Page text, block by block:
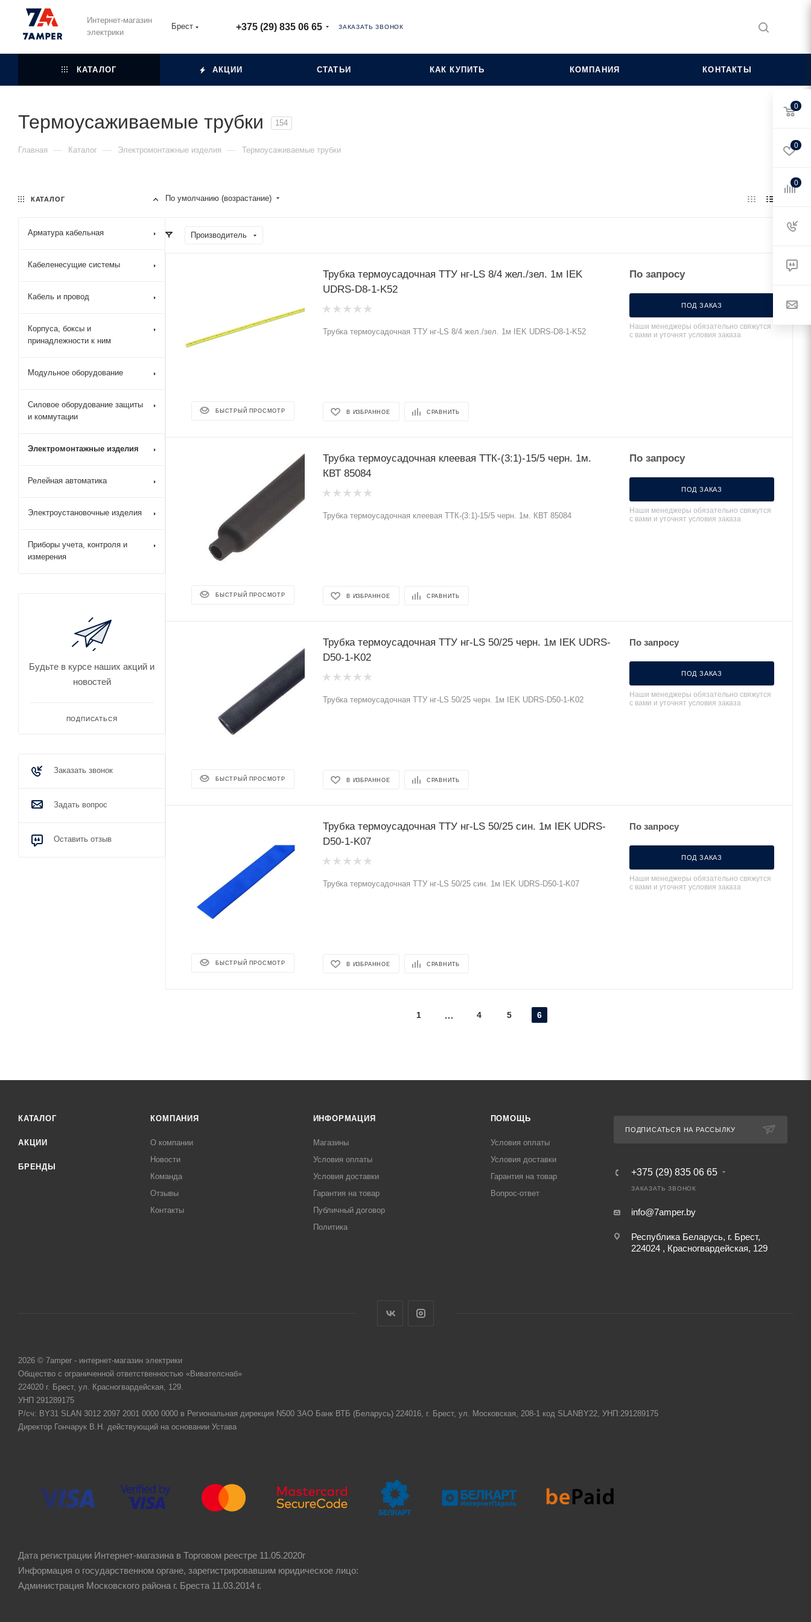
Интернет-магазин
электрики
Брест +375 (29) 835 06 65 ЗАКАЗАТЬ ЗВОНОК
КАТАЛОГ АКЦИИ СТАТЬИ КАК КУПИТЬ КОМПАНИЯ КОНТАКТЫ
Термоусаживаемые трубки 154
Главная — Каталог — Электромонтажные изделия — Термоусаживаемые трубки
По умолчанию (возрастание)
Производитель
БЫСТРЫЙ ПРОСМОТР
Трубка термоусадочная ТТУ нг-LS 8/4 жел./зел. 1м IEK
UDRS-D8-1-K52
Трубка термоусадочная ТТУ нг-LS 8/4 жел./зел. 1м IEK UDRS-D8-1-K52
В ИЗБРАННОЕ СРАВНИТЬ
По запросу
ПОД ЗАКАЗ
Наши менеджеры обязательно свяжутся
с вами и уточнят условия заказа
БЫСТРЫЙ ПРОСМОТР
Трубка термоусадочная клеевая ТТК-(3:1)-15/5 черн. 1м.
КВТ 85084
Трубка термоусадочная клеевая ТТК-(3:1)-15/5 черн. 1м. КВТ 85084
В ИЗБРАННОЕ СРАВНИТЬ
По запросу
ПОД ЗАКАЗ
Наши менеджеры обязательно свяжутся
с вами и уточнят условия заказа
БЫСТРЫЙ ПРОСМОТР
Трубка термоусадочная ТТУ нг-LS 50/25 черн. 1м IEK UDRS-
D50-1-K02
Трубка термоусадочная ТТУ нг-LS 50/25 черн. 1м IEK UDRS-D50-1-K02
В ИЗБРАННОЕ СРАВНИТЬ
По запросу
ПОД ЗАКАЗ
Наши менеджеры обязательно свяжутся
с вами и уточнят условия заказа
БЫСТРЫЙ ПРОСМОТР
Трубка термоусадочная ТТУ нг-LS 50/25 син. 1м IEK UDRS-
D50-1-K07
Трубка термоусадочная ТТУ нг-LS 50/25 син. 1м IEK UDRS-D50-1-K07
В ИЗБРАННОЕ СРАВНИТЬ
По запросу
ПОД ЗАКАЗ
Наши менеджеры обязательно свяжутся
с вами и уточнят условия заказа
1 4 5 6
КАТАЛОГ
Арматура кабельная
Кабеленесущие системы
Кабель и провод
Корпуса, боксы и
принадлежности к ним
Модульное оборудование
Силовое оборудование защиты
и коммутации
Электромонтажные изделия
Релейная автоматика
Электроустановочные изделия
Приборы учета, контроля и
измерения
Будьте в курсе наших акций и
новостей
ПОДПИСАТЬСЯ
Заказать звонок
Задать вопрос
Оставить отзыв
КАТАЛОГ
АКЦИИ
БРЕНДЫ
КОМПАНИЯ
О компании
Новости
Команда
Отзывы
Контакты
ИНФОРМАЦИЯ
Магазины
Условия оплаты
Условия доставки
Гарантия на товар
Публичный договор
Политика
ПОМОЩЬ
Условия оплаты
Условия доставки
Гарантия на товар
Вопрос-ответ
ПОДПИСАТЬСЯ НА РАССЫЛКУ
+375 (29) 835 06 65
ЗАКАЗАТЬ ЗВОНОК
info@7amper.by
Республика Беларусь, г. Брест,
224024 , Красногвардейская, 129
2026 © 7amper - интернет-магазин электрики
Общество с ограниченной ответственностью «Вивателснаб»
224020 г. Брест, ул. Красногвардейская, 129.
УНП 291289175
Р/сч: BY31 SLAN 3012 2097 2001 0000 0000 в Региональная дирекция N500 ЗАО Банк ВТБ (Беларусь) 224016, г. Брест, ул. Московская, 208-1 код SLANBY22, УНП:291289175
Директор Гончарук В.Н. действующий на основании Устава
Дата регистрации Интернет-магазина в Торговом реестре 11.05.2020г
Информация о государственном органе, зарегистрировавшим юридическое лицо:
Администрация Московского района г. Бреста 11.03.2014 г.
0
0
0